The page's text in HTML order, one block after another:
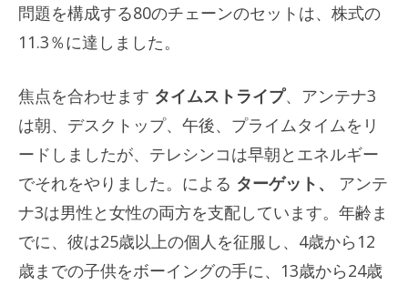
問題を構成する80のチェーンのセットは、株式の
11.3％に達しました。
焦点を合わせます タイムストライプ、アンテナ3
は朝、デスクトップ、午後、プライムタイムをリ
ードしましたが、テレシンコは早朝とエネルギー
でそれをやりました。による ターゲット、
アンテ
ナ3は男性と女性の両方を支配しています。年齢ま
でに、彼は25歳以上の個人を征服し、4歳から12
歳までの子供をボーイングの手に、13歳から24歳